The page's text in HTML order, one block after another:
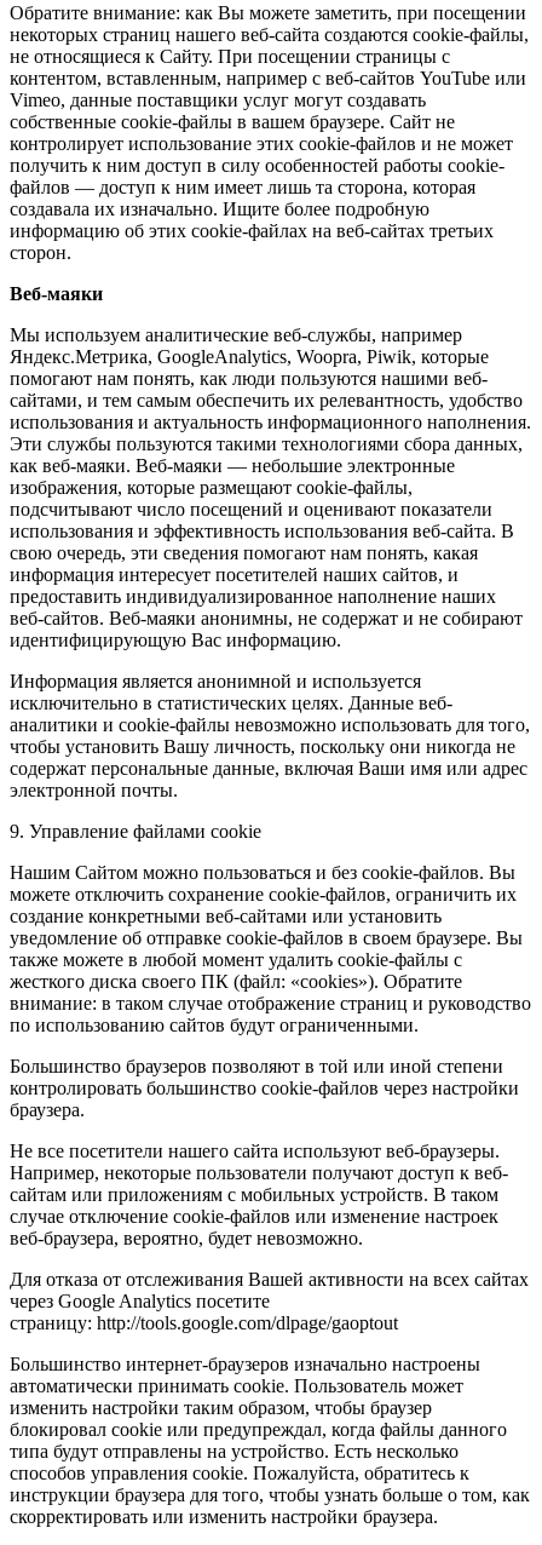
Обратите внимание: как Вы можете заметить, при посещении
некоторых страниц нашего веб-сайта создаются cookie-файлы,
не относящиеся к Сайту. При посещении страницы с
контентом, вставленным, например с веб-сайтов YouTube или
Vimeo, данные поставщики услуг могут создавать
собственные cookie-файлы в вашем браузере. Сайт не
контролирует использование этих cookie-файлов и не может
получить к ним доступ в силу особенностей работы cookie-
файлов — доступ к ним имеет лишь та сторона, которая
создавала их изначально. Ищите более подробную
информацию об этих cookie-файлах на веб-сайтах третьих
сторон.
Веб-маяки
Мы используем аналитические веб-службы, например
Яндекс.Метрика, GoogleAnalytics, Woopra, Piwik, которые
помогают нам понять, как люди пользуются нашими веб-
сайтами, и тем самым обеспечить их релевантность, удобство
использования и актуальность информационного наполнения.
Эти службы пользуются такими технологиями сбора данных,
как веб-маяки. Веб-маяки — небольшие электронные
изображения, которые размещают cookie-файлы,
подсчитывают число посещений и оценивают показатели
использования и эффективность использования веб-сайта. В
свою очередь, эти сведения помогают нам понять, какая
информация интересует посетителей наших сайтов, и
предоставить индивидуализированное наполнение наших
веб-сайтов. Веб-маяки анонимны, не содержат и не собирают
идентифицирующую Вас информацию.
Информация является анонимной и используется
исключительно в статистических целях. Данные веб-
аналитики и cookie-файлы невозможно использовать для того,
чтобы установить Вашу личность, поскольку они никогда не
содержат персональные данные, включая Ваши имя или адрес
электронной почты.
9. Управление файлами cookie
Нашим Сайтом можно пользоваться и без cookie-файлов. Вы
можете отключить сохранение cookie-файлов, ограничить их
создание конкретными веб-сайтами или установить
уведомление об отправке cookie-файлов в своем браузере. Вы
также можете в любой момент удалить cookie-файлы с
жесткого диска своего ПК (файл: «cookies»). Обратите
внимание: в таком случае отображение страниц и руководство
по использованию сайтов будут ограниченными.
Большинство браузеров позволяют в той или иной степени
контролировать большинство cookie-файлов через настройки
браузера.
Не все посетители нашего сайта используют веб-браузеры.
Например, некоторые пользователи получают доступ к веб-
сайтам или приложениям с мобильных устройств. В таком
случае отключение cookie-файлов или изменение настроек
веб-браузера, вероятно, будет невозможно.
Для отказа от отслеживания Вашей активности на всех сайтах
через Google Analytics посетите
страницу: http://tools.google.com/dlpage/gaoptout
Большинство интернет-браузеров изначально настроены
автоматически принимать cookie. Пользователь может
изменить настройки таким образом, чтобы браузер
блокировал cookie или предупреждал, когда файлы данного
типа будут отправлены на устройство. Есть несколько
способов управления cookie. Пожалуйста, обратитесь к
инструкции браузера для того, чтобы узнать больше о том, как
скорректировать или изменить настройки браузера.